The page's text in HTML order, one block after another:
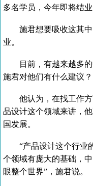
多名学员，今年即将结业
施君想要吸收这其中
业。
目前，有越来越多的
施君对他们有什么建议？
他认为，在找工作方
品设计这个领域来讲，
国发展。
“产品设计这个行业的
个领域有庞大的基础，
眼整个世界”，施君说。